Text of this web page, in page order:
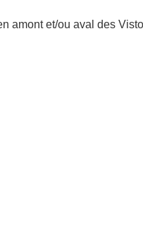
amont et/ou aval des